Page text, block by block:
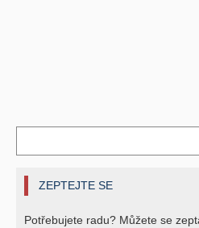
ZEPTEJTE SE
Potřebujete radu? Můžete se